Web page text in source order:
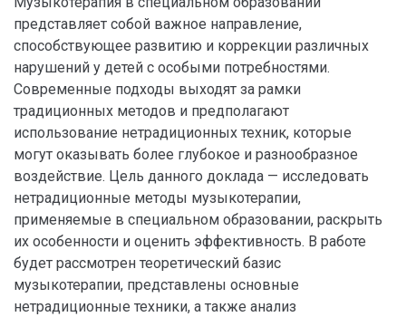
представляет собой важное направление,
способствующее развитию и коррекции различных
нарушений у детей с особыми потребностями.
Современные подходы выходят за рамки
традиционных методов и предполагают
использование нетрадиционных техник, которые
могут оказывать более глубокое и разнообразное
воздействие. Цель данного доклада — исследовать
нетрадиционные методы музыкотерапии,
применяемые в специальном образовании, раскрыть
их особенности и оценить эффективность. В работе
будет рассмотрен теоретический базис
музыкотерапии, представлены основные
нетрадиционные техники, а также анализ